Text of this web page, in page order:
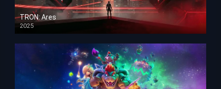
TRON: Ares
2025
HD 1080p